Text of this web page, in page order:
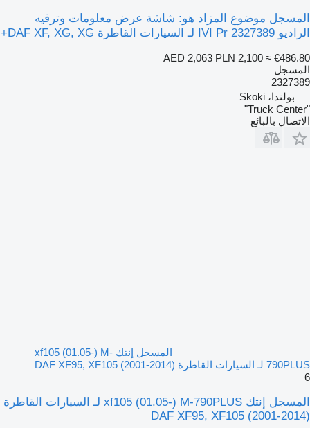
المسجل موضوع المزاد هو: شاشة عرض معلومات وترفيه
الراديو IVI Pr 2327389 لـ السيارات القاطرة DAF XF, XG, XG+
AED 2,063 PLN 2,100 ≈ €486.80
المسجل
2327389
بولندا، Skoki
"Truck Center"
الاتصال بالبائع
المسجل إنتك xf105 (01.05-) M-
790PLUS لـ السيارات القاطرة DAF XF95, XF105 (2001-2014)
6
المسجل إنتك xf105 (01.05-) M-790PLUS لـ السيارات القاطرة
DAF XF95, XF105 (2001-2014)